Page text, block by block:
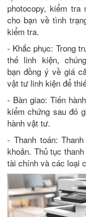
photocopy, kiểm tra
cho bạn về tình
kiểm tra.
- Khắc phục: Trong
thế linh kiện,
bạn đồng ý về giá
vật tư linh kiện để
- Bàn giao: Tiến
kiểm chứng sau đó
hành vật tư.
- Thanh toán:
khoản. Thủ tục
tài chính và các loại